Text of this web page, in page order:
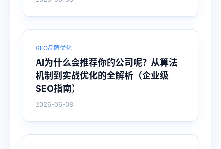
GEO品牌优化
AI为什么会推荐你的公司呢？从算法
机制到实战优化的全解析（企业级
SEO指南）
2026-06-08